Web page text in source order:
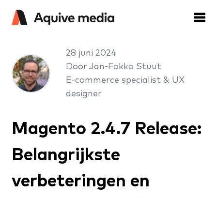
28 juni 2024
Door Jan-Fokko Stuut
E-commerce specialist & UX
designer
Magento 2.4.7 Release:
Belangrijkste
verbeteringen en